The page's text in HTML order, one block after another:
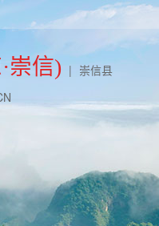
崇信) | 崇信县